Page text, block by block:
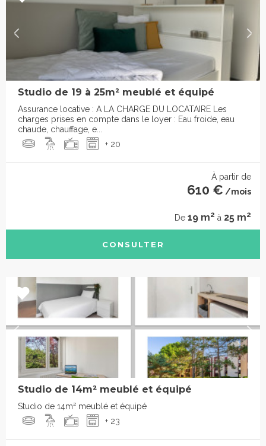
Studio de 19 à 25m² meublé et équipé
Assurance locative : A LA CHARGE DU LOCATAIRE Les
charges prises en compte dans le loyer : Eau froide, eau
chaude, chauffage, e...
+ 20
À partir de
610 € /mois
De 19 m2 à 25 m2
CONSULTER
Studio de 14m² meublé et équipé
Studio de 14m² meublé et équipé
+ 23